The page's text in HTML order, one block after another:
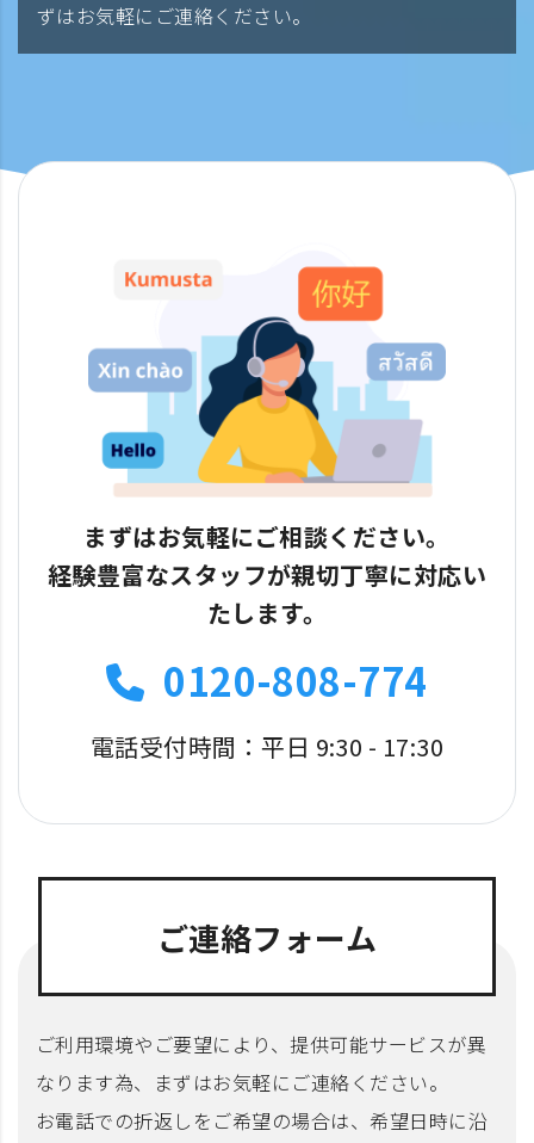
ずはお気軽にご連絡ください。
まずはお気軽にご相談ください。
経験豊富なスタッフが親切丁寧に対応い
たします。
0120-808-774
電話受付時間：平日 9:30 - 17:30
ご連絡フォーム
ご利用環境やご要望により、提供可能サービスが異
なります為、まずはお気軽にご連絡ください。
お電話での折返しをご希望の場合は、希望日時に沿